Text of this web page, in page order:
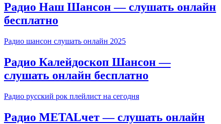
Радио Наш Шансон — слушать онлайн
бесплатно
Радио шансон слушать онлайн 2025
Радио Калейдоскоп Шансон —
слушать онлайн бесплатно
Радио русский рок плейлист на сегодня
Радио METALчет — слушать онлайн